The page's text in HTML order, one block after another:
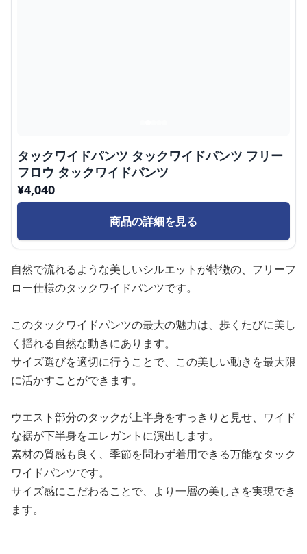
タックワイドパンツ タックワイドパンツ フリー
フロウ タックワイドパンツ
¥4,040
商品の詳細を見る
自然で流れるような美しいシルエットが特徴の、フリーフ
ロー仕様のタックワイドパンツです。
このタックワイドパンツの最大の魅力は、歩くたびに美し
く揺れる自然な動きにあります。
サイズ選びを適切に行うことで、この美しい動きを最大限
に活かすことができます。
ウエスト部分のタックが上半身をすっきりと見せ、ワイド
な裾が下半身をエレガントに演出します。
素材の質感も良く、季節を問わず着用できる万能なタック
ワイドパンツです。
サイズ感にこだわることで、より一層の美しさを実現でき
ます。